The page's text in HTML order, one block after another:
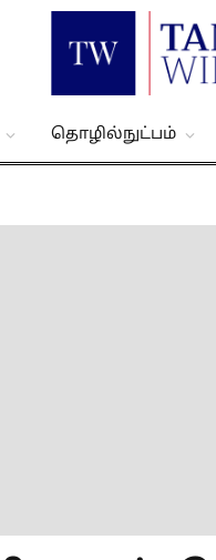
தொழில்நுட்பம்